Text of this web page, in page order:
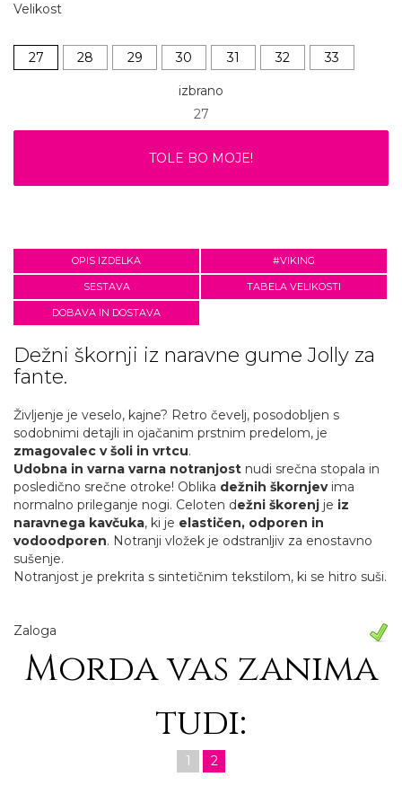
Velikost
27 28 29 30 31 32 33
izbrano
27
TOLE BO MOJE!
OPIS IZDELKA #VIKING
SESTAVA TABELA VELIKOSTI
DOBAVA IN DOSTAVA
Dežni škornji iz naravne gume Jolly za
fante.
Življenje je veselo, kajne? Retro čevelj, posodobljen s
sodobnimi detajli in ojačanim prstnim predelom, je
zmagovalec v šoli in vrtcu.
Udobna in varna varna notranjost nudi srečna stopala in
posledično srečne otroke! Oblika dežnih škornjevima
normalno prileganje nogi. Celoten dežni škorenj je iz
naravnega kavčuka, ki je elastičen, odporen in
vodoodporen. Notranji vložek je odstranljiv za enostavno
sušenje.
Notranjost je prekrita s sintetičnim tekstilom, ki se hitro suši.
Zaloga
Morda vas zanima
tudi:
1 2